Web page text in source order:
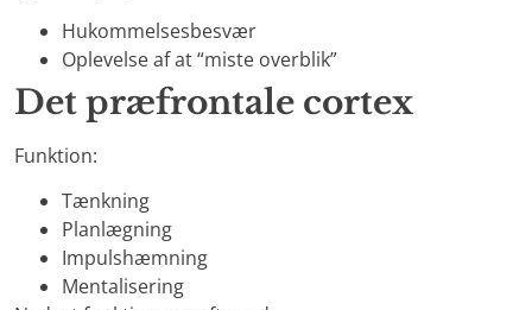
Hukommelsesbesvær
Oplevelse af at “miste overblik”
Det præfrontale cortex
Funktion:
Tænkning
Planlægning
Impulshæmning
Mentalisering